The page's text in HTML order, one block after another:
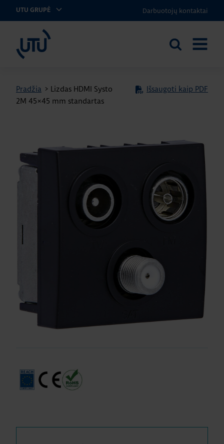
UTU GRUPĖ Darbuotojų kontaktai
UTU Lithuania
Ieškoti
Pradžia > Lizdas HDMI Systo
2M 45×45 mm standartas
Išsaugoti kaip PDF